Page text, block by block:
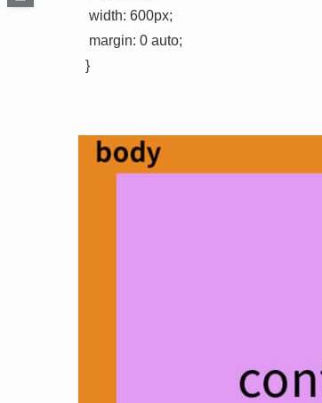
width: 600px;
margin: 0 auto;